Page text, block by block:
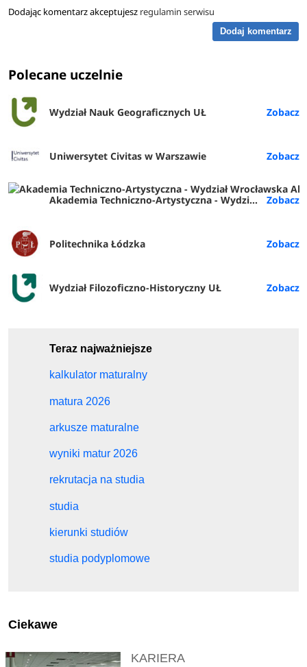
Dodając komentarz akceptujesz regulamin serwisu
Dodaj komentarz
Polecane uczelnie
Wydział Nauk Geograficznych UŁ
Uniwersytet Civitas w Warszawie
Akademia Techniczno-Artystyczna - Wydział Wrocławska Akademia Biznesu (ATA Wrocław)
Politechnika Łódzka
Wydział Filozoficzno-Historyczny UŁ
Teraz najważniejsze
kalkulator maturalny
matura 2026
arkusze maturalne
wyniki matur 2026
rekrutacja na studia
studia
kierunki studiów
studia podyplomowe
Ciekawe
KARIERA